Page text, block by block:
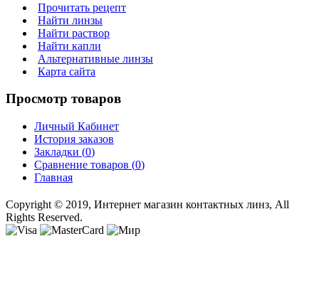
Прочитать рецепт
Найти линзы
Найти раствор
Найти капли
Альтернативные линзы
Карта сайта
Просмотр товаров
Личный Кабинет
История заказов
Закладки (0)
Сравнение товаров (0)
Главная
Copyright © 2019, Интернет магазин контактных линз, All
Rights Reserved.